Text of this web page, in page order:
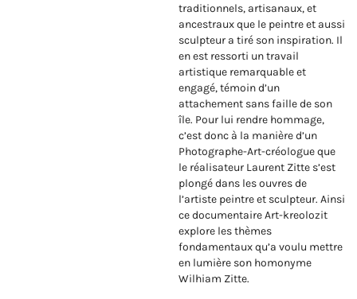
traditionnels, artisanaux, et
ancestraux que le peintre et aussi
sculpteur a tiré son inspiration. Il
en est ressorti un travail
artistique remarquable et
engagé, témoin d’un
attachement sans faille de son
île. Pour lui rendre hommage,
c’est donc à la manière d’un
Photographe-Art-créologue que
le réalisateur Laurent Zitte s’est
plongé dans les ouvres de
l’artiste peintre et sculpteur. Ainsi
ce documentaire Art-kreolozit
explore les thèmes
fondamentaux qu’a voulu mettre
en lumière son homonyme
Wilhiam Zitte.